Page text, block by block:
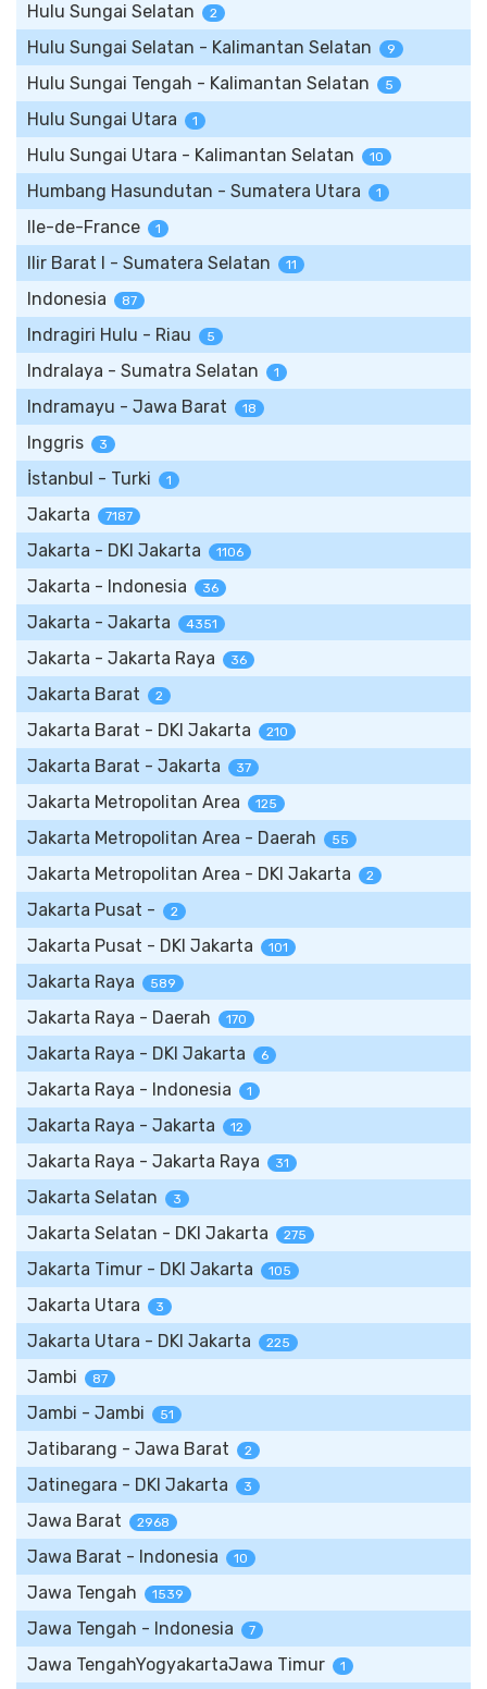
Hulu Sungai Selatan 2
Hulu Sungai Selatan - Kalimantan Selatan 9
Hulu Sungai Tengah - Kalimantan Selatan 5
Hulu Sungai Utara 1
Hulu Sungai Utara - Kalimantan Selatan 10
Humbang Hasundutan - Sumatera Utara 1
Ile-de-France 1
Ilir Barat I - Sumatera Selatan 11
Indonesia 87
Indragiri Hulu - Riau 5
Indralaya - Sumatra Selatan 1
Indramayu - Jawa Barat 18
Inggris 3
İstanbul - Turki 1
Jakarta 7187
Jakarta - DKI Jakarta 1106
Jakarta - Indonesia 36
Jakarta - Jakarta 4351
Jakarta - Jakarta Raya 36
Jakarta Barat 2
Jakarta Barat - DKI Jakarta 210
Jakarta Barat - Jakarta 37
Jakarta Metropolitan Area 125
Jakarta Metropolitan Area - Daerah 55
Jakarta Metropolitan Area - DKI Jakarta 2
Jakarta Pusat - 2
Jakarta Pusat - DKI Jakarta 101
Jakarta Raya 589
Jakarta Raya - Daerah 170
Jakarta Raya - DKI Jakarta 6
Jakarta Raya - Indonesia 1
Jakarta Raya - Jakarta 12
Jakarta Raya - Jakarta Raya 31
Jakarta Selatan 3
Jakarta Selatan - DKI Jakarta 275
Jakarta Timur - DKI Jakarta 105
Jakarta Utara 3
Jakarta Utara - DKI Jakarta 225
Jambi 87
Jambi - Jambi 51
Jatibarang - Jawa Barat 2
Jatinegara - DKI Jakarta 3
Jawa Barat 2968
Jawa Barat - Indonesia 10
Jawa Tengah 1539
Jawa Tengah - Indonesia 7
Jawa TengahYogyakartaJawa Timur 1